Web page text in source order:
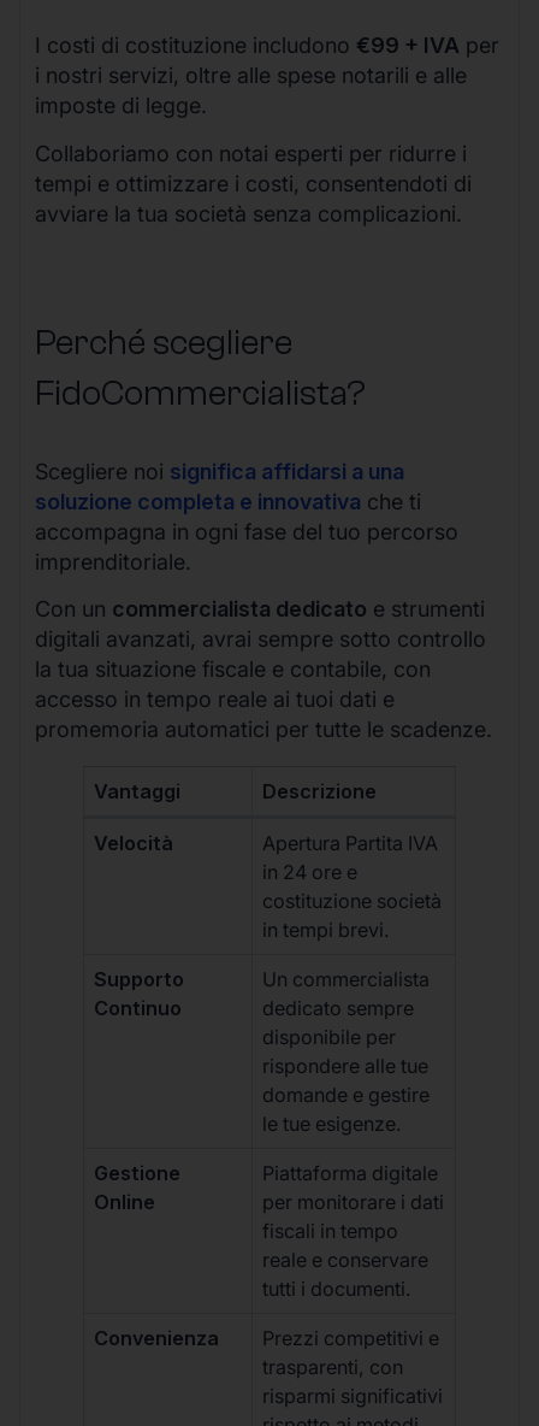
I costi di costituzione includono €99 + IVA per
i nostri servizi, oltre alle spese notarili e alle
imposte di legge.
Collaboriamo con notai esperti per ridurre i
tempi e ottimizzare i costi, consentendoti di
avviare la tua società senza complicazioni.
Perché scegliere
FidoCommercialista?
Scegliere noi significa affidarsi a una
soluzione completa e innovativa che ti
accompagna in ogni fase del tuo percorso
imprenditoriale.
Con un commercialista dedicato e strumenti
digitali avanzati, avrai sempre sotto controllo
la tua situazione fiscale e contabile, con
accesso in tempo reale ai tuoi dati e
promemoria automatici per tutte le scadenze.
Vantaggi Descrizione
Velocità
Apertura Partita IVA
in 24 ore e
costituzione società
in tempi brevi.
Supporto
Continuo
Un commercialista
dedicato sempre
disponibile per
rispondere alle tue
domande e gestire
le tue esigenze.
Gestione
Online
Piattaforma digitale
per monitorare i dati
fiscali in tempo
reale e conservare
tutti i documenti.
Convenienza
Prezzi competitivi e
trasparenti, con
risparmi significativi